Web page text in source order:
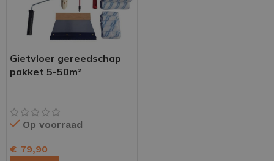
Gietvloer gereedschap
pakket 5-50m²
Op voorraad
€ 79,90